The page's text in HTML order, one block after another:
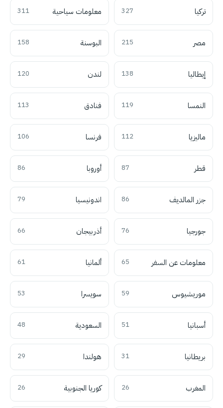
تركيا 327 معلومات سياحية 311
مصر 215 البوسنة 158
إيطاليا 138 لندن 120
النمسا 119 فنادق 113
ماليزيا 112 فرنسا 106
قطر 87 أوروبا 86
جزر المالديف 86 اندونيسيا 79
جورجيا 76 أذربيجان 66
معلومات عن السفر 65 ألمانيا 61
موريشيوس 59 سويسرا 53
أسبانيا 51 السعودية 48
بريطانيا 31 هولندا 29
المغرب 26 كوريا الجنوبية 26